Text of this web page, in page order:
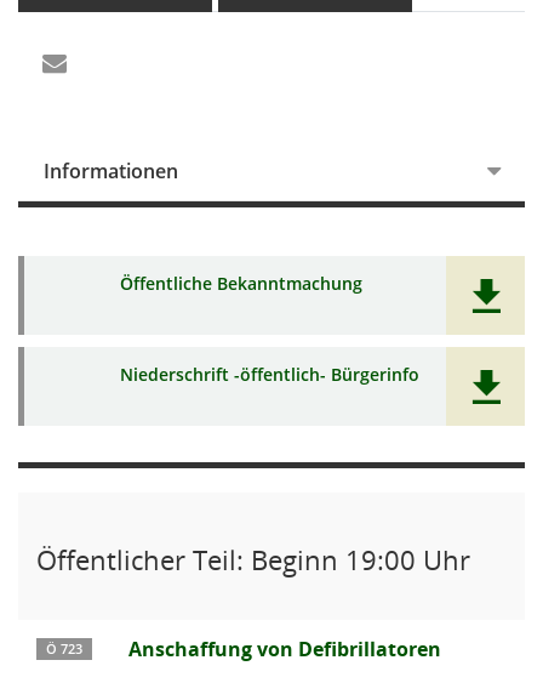
Informationen
Öffentliche Bekanntmachung
Niederschrift -öffentlich- Bürgerinfo
Öffentlicher Teil: Beginn 19:00 Uhr
Ö 723 Anschaffung von Defibrillatoren